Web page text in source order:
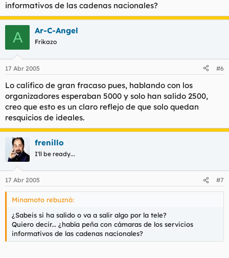
informativos de las cadenas nacionales?
A Ar-C-Angel
Frikazo
17 Abr 2005 #6
Lo califico de gran fracaso pues, hablando con los
organizadores esperaban 5000 y solo han salido 2500,
creo que esto es un claro reflejo de que solo quedan
resquicios de ideales.
frenillo
I'll be ready...
17 Abr 2005 #7
Minamoto rebuznó:
¿Sabeis si ha salido o va a salir algo por la tele?
Quiero decir... ¿había peña con cámaras de los servicios
informativos de las cadenas nacionales?